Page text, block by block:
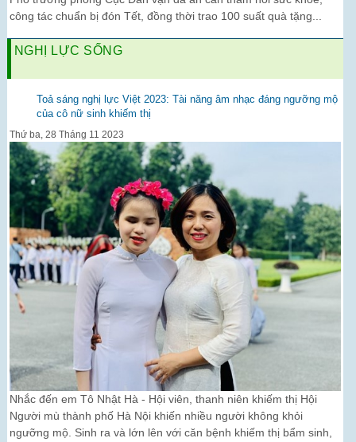
công tác chuẩn bị đón Tết, đồng thời trao 100 suất quà tặng...
NGHỊ LỰC SỐNG
Toả sáng nghị lực Việt 2023: Tài năng âm nhạc đáng ngưỡng mộ
của cô nữ sinh khiếm thị
Thứ ba, 28 Tháng 11 2023
Nhắc đến em Tô Nhật Hà - Hội viên, thanh niên khiếm thị Hội
Người mù thành phố Hà Nội khiến nhiều người không khỏi
ngưỡng mộ. Sinh ra và lớn lên với căn bệnh khiếm thị bẩm sinh,